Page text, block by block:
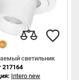
светильник
217164
Intero new